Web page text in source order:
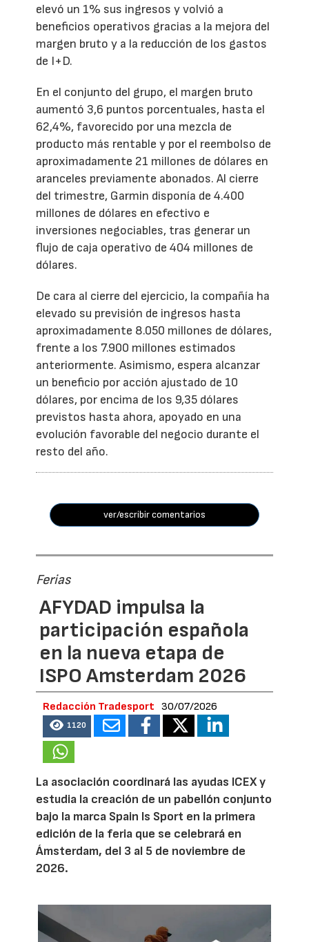
elevó un 1% sus ingresos y volvió a
beneficios operativos gracias a la mejora del
margen bruto y a la reducción de los gastos
de I+D.
En el conjunto del grupo, el margen bruto
aumentó 3,6 puntos porcentuales, hasta el
62,4%, favorecido por una mezcla de
producto más rentable y por el reembolso de
aproximadamente 21 millones de dólares en
aranceles previamente abonados. Al cierre
del trimestre, Garmin disponía de 4.400
millones de dólares en efectivo e
inversiones negociables, tras generar un
flujo de caja operativo de 404 millones de
dólares.
De cara al cierre del ejercicio, la compañía ha
elevado su previsión de ingresos hasta
aproximadamente 8.050 millones de dólares,
frente a los 7.900 millones estimados
anteriormente. Asimismo, espera alcanzar
un beneficio por acción ajustado de 10
dólares, por encima de los 9,35 dólares
previstos hasta ahora, apoyado en una
evolución favorable del negocio durante el
resto del año.
ver/escribir comentarios
Ferias
AFYDAD impulsa la
participación española
en la nueva etapa de
ISPO Amsterdam 2026
Redacción Tradesport 30/07/2026
1120
La asociación coordinará las ayudas ICEX y
estudia la creación de un pabellón conjunto
bajo la marca Spain Is Sport en la primera
edición de la feria que se celebrará en
Ámsterdam, del 3 al 5 de noviembre de
2026.